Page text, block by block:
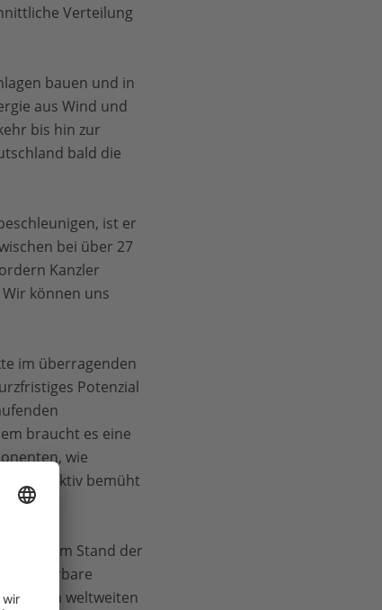
Verteilung
bauen und in
aus Wind und
bis hin zur
bald die
ist er
bei über 27
Kanzler
können uns
im überragenden
Potenzial
braucht es eine
wie
sich aktiv bemüht
zum Stand der
erneuerbare
Vom weltweiten